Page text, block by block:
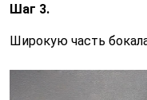
Шаг 3.
Широкую часть